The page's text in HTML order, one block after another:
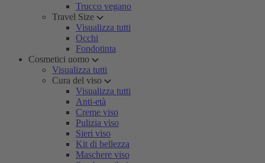
Trucco vegano
Travel Size
Visualizza tutti
Occhi
Fondotinta
Cosmetici uomo
Visualizza tutti
Cura del viso
Visualizza tutti
Anti-età
Creme viso
Pulizia viso
Sieri viso
Kit di bellezza
Maschere viso